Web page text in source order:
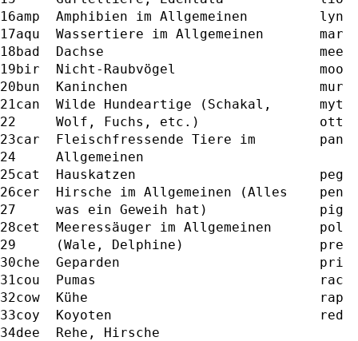
amp  Amphibien im Allgemeinen         lyn
aqu  Wassertiere im Allgemeinen       mar
bad  Dachse                           mee
bir  Nicht-Raubvögel                  moo
bun  Kaninchen                        mur
can  Wilde Hundeartige (Schakal,      myt
Wolf, Fuchs, etc.)               ott
car  Fleischfressende Tiere im        pan
Allgemeinen
cat  Hauskatzen                       peg
cer  Hirsche im Allgemeinen (Alles    pen
was ein Geweih hat)              pig
cet  Meeressäuger im Allgemeinen      pol
(Wale, Delphine)                 pre
che  Geparden                         pri
cou  Pumas                            rac
cow  Kühe                             rap
coy  Koyoten                          red
dee  Rehe, Hirsche